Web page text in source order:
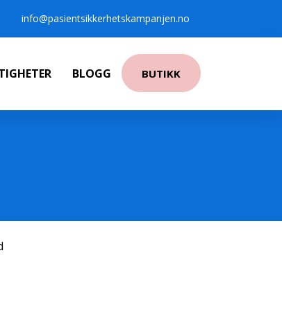
info@pasientsikkerhetskampanjen.no
BLOGG BUTIKK